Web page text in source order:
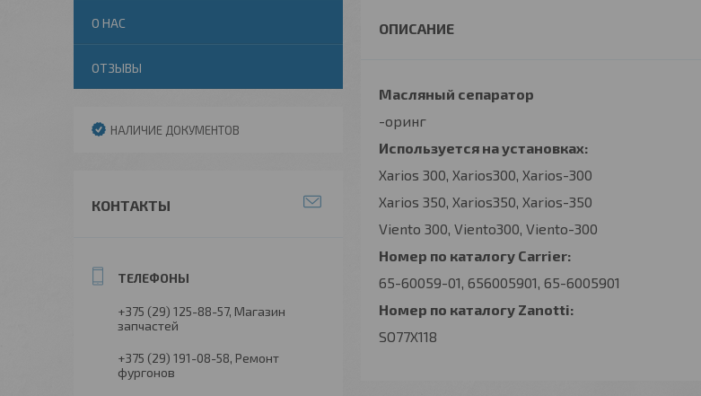
Масляный сепаратор
-оринг
Используется на установках:
Xarios 300, Xarios300, Xarios-300
Xarios 350, Xarios350, Xarios-350
Viento 300, Viento300, Viento-300
Номер по каталогу Carrier:
65-60059-01, 656005901, 65-6005901
Номер по каталогу Zanotti:
SO77X118
О НАС
ОТЗЫВЫ
НАЛИЧИЕ ДОКУМЕНТОВ
КОНТАКТЫ
+375 (29) 125-88-57 Магазин
запчастей
+375 (29) 191-08-58 Ремонт
фургонов